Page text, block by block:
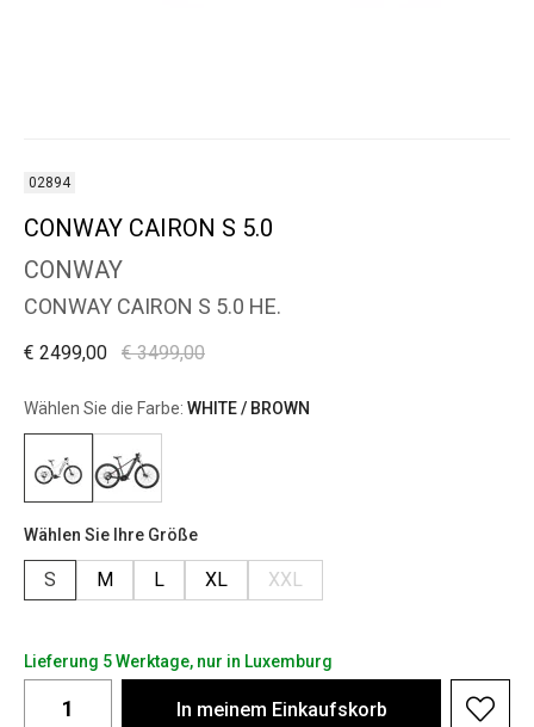
02894
CONWAY CAIRON S 5.0
CONWAY
CONWAY CAIRON S 5.0 HE.
€ 3499,00
€ 2499,00
Wählen Sie die Farbe: WHITE / BROWN
Wählen Sie Ihre Größe
S M L XL XXL
Lieferung 5 Werktage, nur in Luxemburg
In meinem Einkaufskorb